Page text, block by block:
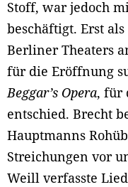
Stoff, war jedoch
beschäftigt. Erst
Berliner Theaters
für die Eröffnung
Beggar’s Opera, für
entschied. Brecht
Hauptmanns
Streichungen vor
Weill verfasste